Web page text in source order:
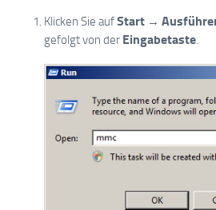
Klicken Sie aufStart →
gefolgt von der Eingabetaste